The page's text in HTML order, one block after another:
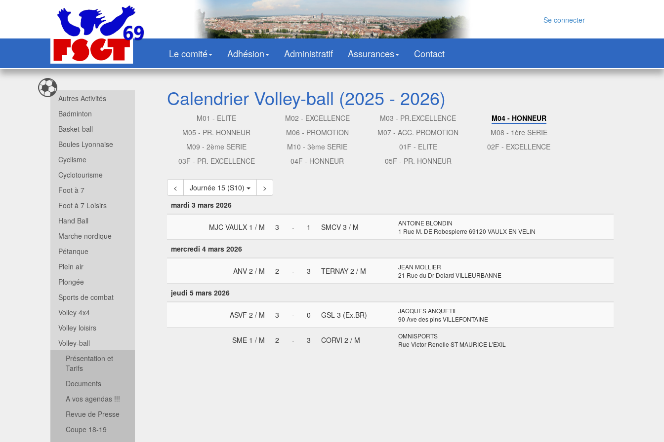
Se connecter
Le comité Adhésion Administratif Assurances Contact
Autres Activités
Badminton
Basket-ball
Boules Lyonnaise
Cyclisme
Cyclotourisme
Foot à 7
Foot à 7 Loisirs
Hand Ball
Marche nordique
Pétanque
Plein air
Plongée
Sports de combat
Volley 4x4
Volley loisirs
Volley-ball
Présentation et
Tarifs
Documents
A vos agendas !!!
Revue de Presse
Coupe 18-19
Calendrier Volley-ball (2025 - 2026)
M01 - ELITE M02 - EXCELLENCE M03 - PR.EXCELLENCE
M04 - HONNEUR
M05 - PR. HONNEUR
M06 - PROMOTION M07 - ACC. PROMOTION
M08 - 1ère SERIE
M09 - 2ème SERIE
M10 - 3ème SERIE 01F - ELITE
02F - EXCELLENCE
03F - PR. EXCELLENCE
04F - HONNEUR 05F - PR. HONNEUR
< Journée 15 (S10)
>
mardi 3 mars 2026
MJC VAULX 1 / M 3 - 1 SMCV 3 / M
ANTOINE BLONDIN
1 Rue M. DE Robespierre 69120 VAULX EN VELIN
mercredi 4 mars 2026
ANV 2 / M 2 - 3 TERNAY 2 / M
JEAN MOLLIER
21 Rue du Dr Dolard VILLEURBANNE
jeudi 5 mars 2026
ASVF 2 / M 3 - 0 GSL 3 (Ex.BR)
JACQUES ANQUETIL
90 Ave des pins VILLEFONTAINE
SME 1 / M 2 - 3 CORVI 2 / M
OMNISPORTS
Rue Victor Renelle ST MAURICE L'EXIL